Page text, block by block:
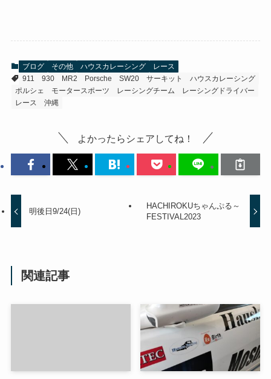
ブログ その他 ハウスカレーシング
レース
911
930 MR2 Porsche SW20 サーキット
ハウスカレーシング
ポルシェ
モータースポーツ レーシングチーム
レーシングドライバー
レース
沖縄
よかったらシェアしてね！
明後日9/24(日)
HACHIROKUちゃんぷる～
FESTIVAL2023
関連記事